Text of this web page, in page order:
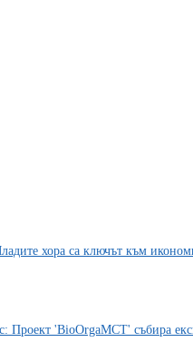
хора са ключът към
Проект 'BioOrgaMCT' cъбира